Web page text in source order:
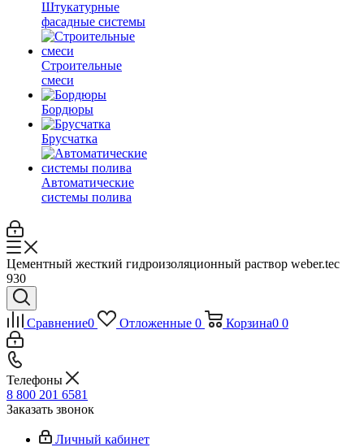
Штукатурные
фасадные системы
Строительные
смеси
Бордюры
Брусчатка
Автоматические
системы полива
Цементный жесткий гидроизоляционный раствор weber.tec
930
Сравнение0 Отложенные 0 Корзина0 0
Телефоны
8 800 201 6581
Заказать звонок
Личный кабинет